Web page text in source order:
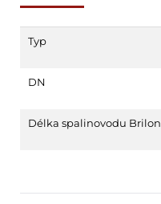
Typ
DN
Délka spalinovodu Brilon